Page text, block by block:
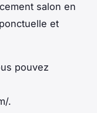
salon en
et
pouvez
.